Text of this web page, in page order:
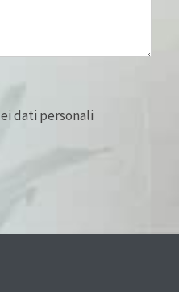
dati personali